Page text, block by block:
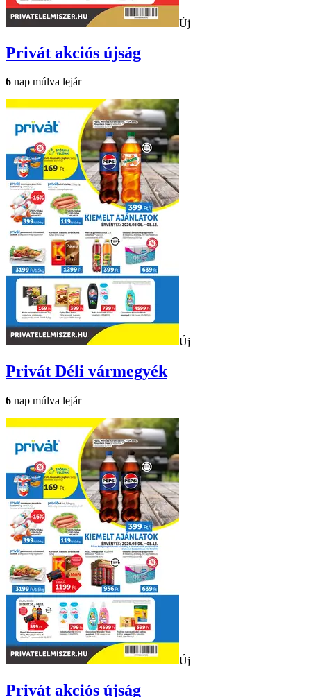
Új
Privát akciós újság
6 nap múlva lejár
Új
Privát Déli vármegyék
6 nap múlva lejár
Új
Privát akciós újság